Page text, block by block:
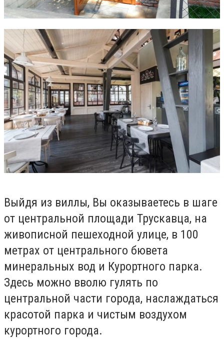
Выйдя из виллы, Вы оказываетесь в шаге
от центральной площади Трускавца, на
живописной пешеходной улице, в 100
метрах от центрального бювета
минеральных вод и Курортного парка.
Здесь можно вволю гулять по
центральной части города, наслаждаться
красотой парка и чистым воздухом
курортного города.